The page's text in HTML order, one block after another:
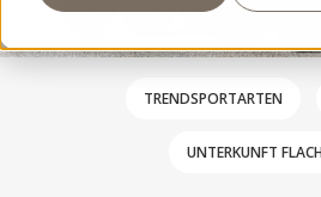
TRENDSPORTARTEN
UNTERKUNFT